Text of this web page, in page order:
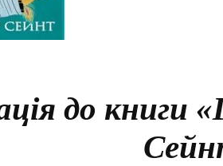
до книги